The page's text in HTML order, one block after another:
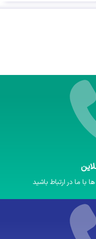
ما در ارتباط باشید